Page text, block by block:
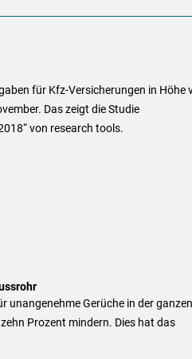
für Kfz-Versicherungen in Höhe
Das zeigt die Studie
von research tools.
unangenehme Gerüche in der ganzen
Prozent mindern. Dies hat das